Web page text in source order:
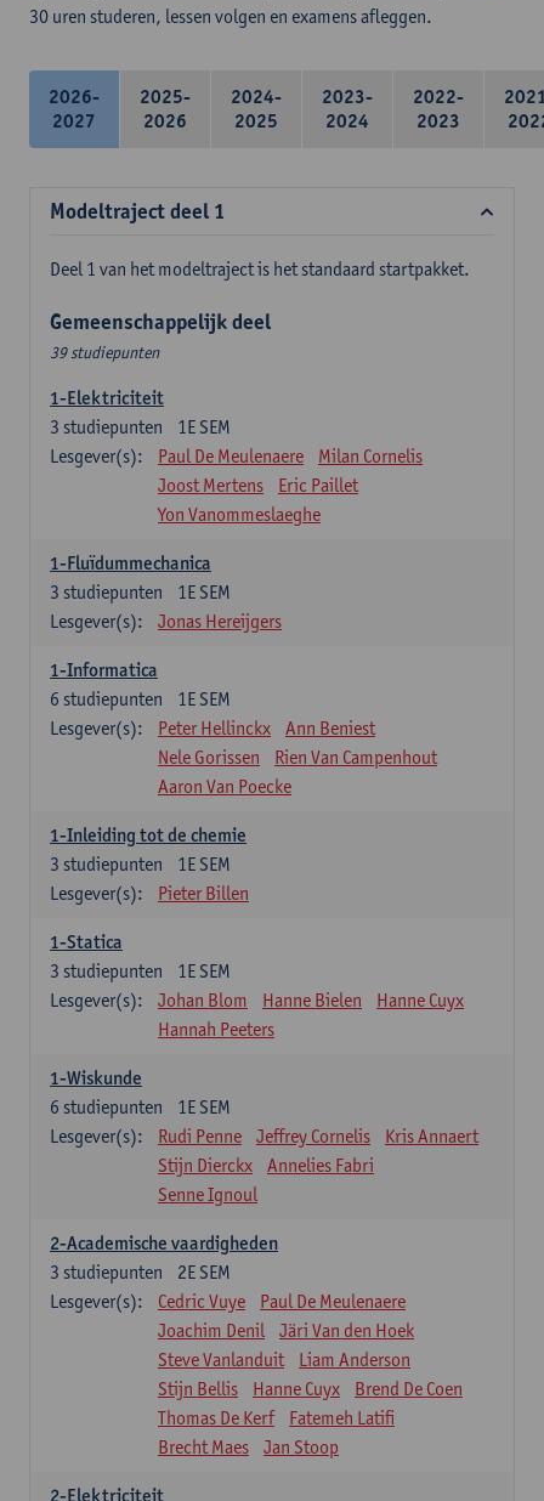
30 uren studeren, lessen volgen en examens afleggen.
2026-
2027
2025-
2026
2024-
2025
2023-
2024
2022-
2023
Modeltraject deel 1
Deel 1 van het modeltraject is het standaard startpakket.
Gemeenschappelijk deel
39 studiepunten
1-Elektriciteit
1E SEM
3 studiepunten
Lesgever(s):
Paul De Meulenaere
Milan Cornelis
Joost Mertens
Eric Paillet
Yon Vanommeslaeghe
1-Fluïdummechanica
1E SEM
3 studiepunten
Lesgever(s):
Jonas Hereijgers
1-Informatica
1E SEM
6 studiepunten
Lesgever(s):
Peter Hellinckx
Ann Beniest
Nele Gorissen
Rien Van Campenhout
Aaron Van Poecke
1-Inleiding tot de chemie
1E SEM
3 studiepunten
Lesgever(s):
Pieter Billen
1-Statica
1E SEM
3 studiepunten
Lesgever(s):
Johan Blom Hanne Bielen
Hanne Cuyx
Hannah Peeters
1-Wiskunde
1E SEM
6 studiepunten
Lesgever(s):
Rudi Penne Jeffrey Cornelis
Kris Annaert
Stijn Dierckx
Annelies Fabri
Senne Ignoul
2-Academische vaardigheden
2E SEM
3 studiepunten
Lesgever(s):
Cedric Vuye
Paul De Meulenaere
Joachim Denil
Järi Van den Hoek
Steve Vanlanduit
Liam Anderson
Stijn Bellis
Hanne Cuyx
Brend De Coen
Thomas De Kerf
Fatemeh Latifi
Brecht Maes
Jan Stoop
2-Elektriciteit